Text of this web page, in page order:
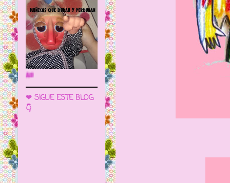
🌼 LA CUEVA DE LAS MUÑECAS
❤ SIGUE ESTE BLOG
👇